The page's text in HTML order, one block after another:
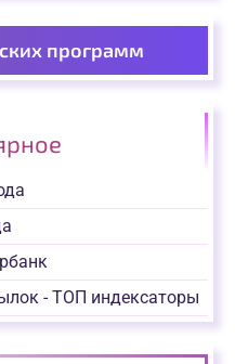
программ
- ТОП индексаторы